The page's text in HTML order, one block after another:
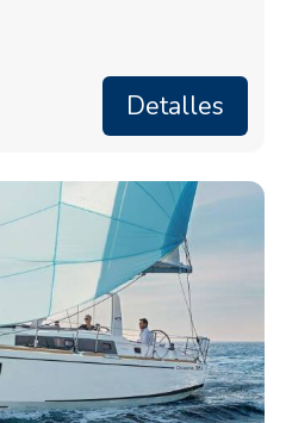
Detalles